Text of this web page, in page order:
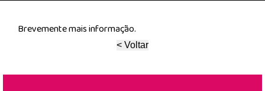
Brevemente mais informação.